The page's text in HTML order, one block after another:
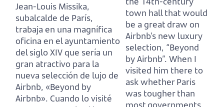
Jean-Louis Missika,
subalcalde de París,
trabaja en una magnífica
oficina en el ayuntamiento
del siglo XIV que sería un
gran atractivo para la
nueva selección de lujo de
Airbnb, «Beyond by
Airbnb». Cuando lo visité
town hall that would
be a great draw on
Airbnb’s new luxury
selection, “Beyond
by Airbnb”. When I
visited him there to
ask whether Paris
was tougher than
most governments